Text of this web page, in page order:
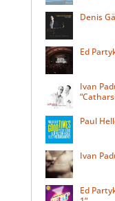
Denis
Ed
Ivan
Paul
Ivan
Ed